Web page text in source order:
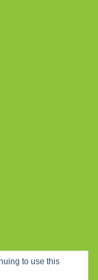
to use this